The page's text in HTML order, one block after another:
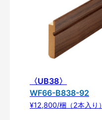
〈UB38〉
WF66-B838-92
¥12,800/梱（2本入り）